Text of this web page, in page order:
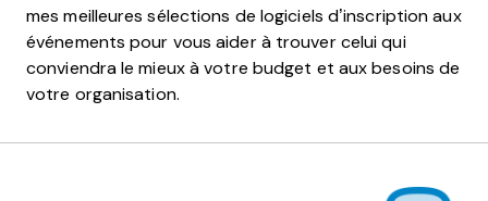
mes meilleures sélections de logiciels d’inscription aux
événements pour vous aider à trouver celui qui
conviendra le mieux à votre budget et aux besoins de
votre organisation.